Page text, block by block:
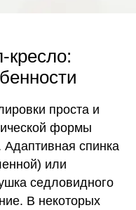
кресло:
проста и
формы
Адаптивная спинка
или
седловидного
В некоторых